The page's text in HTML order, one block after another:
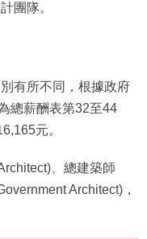
團隊。
有所不同，根據政府
總薪酬表第32至44
元。
、總建築師
Architect)，